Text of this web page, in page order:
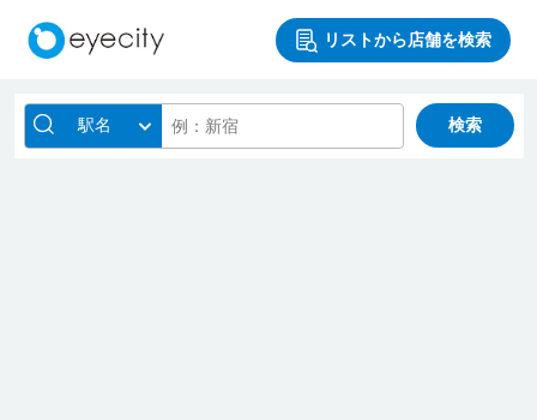
リストから店舗を検索
駅名 検索